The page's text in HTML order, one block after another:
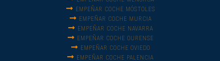
EMPEÑAR COCHE MÓSTOLES
EMPEÑAR COCHE MURCIA
EMPEÑAR COCHE NAVARRA
EMPEÑAR COCHE OURENSE
EMPEÑAR COCHE OVIEDO
EMPEÑAR COCHE PALENCIA